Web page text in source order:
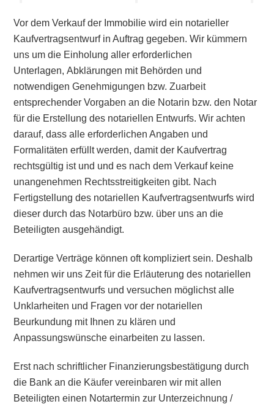
Vor dem Verkauf der Immobilie wird ein notarieller
Kaufvertragsentwurf in Auftrag gegeben. Wir kümmern
uns um die Einholung aller erforderlichen
Unterlagen,Abklärungen mit Behörden und
notwendigen Genehmigungen bzw. Zuarbeit
entsprechender Vorgaben an die Notarin bzw. den Notar
für die Erstellung des notariellen Entwurfs. Wir achten
darauf, dassalle erforderlichen Angaben und
Formalitäten erfüllt werden, damitder Kaufvertrag
rechtsgültig ist und und es nach dem Verkauf keine
unangenehmen Rechtsstreitigkeiten gibt. Nach
Fertigstellung des notariellen Kaufvertragsentwurfs wird
dieser durch das Notarbüro bzw. über uns an die
Beteiligten ausgehändigt.
Derartige Verträge können oft kompliziert sein. Deshalb
nehmen wir uns Zeit für die Erläuterung des notariellen
Kaufvertragsentwurfs und versuchen möglichst alle
Unklarheiten und Fragen vor der notariellen
Beurkundung mit Ihnen zu klären und
Anpassungswünsche einarbeiten zu lassen.
Erst nach schriftlicher Finanzierungsbestätigung durch
die Bank an die Käufer vereinbaren wir mit allen
Beteiligten einen Notartermin zur Unterzeichnung /